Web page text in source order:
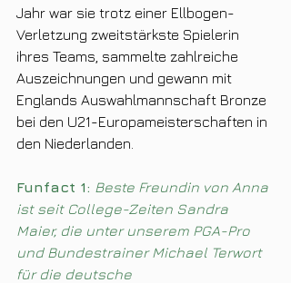
Jahr war sie trotz einer Ellbogen-
Verletzung zweitstärkste Spielerin
ihres Teams, sammelte zahlreiche
Auszeichnungen und gewann mit
Englands Auswahlmannschaft Bronze
bei den U21-Europameisterschaften in
den Niederlanden.
Funfact 1: Beste Freundin von Anna
ist seit College-Zeiten Sandra
Maier, die unter unserem PGA-Pro
und Bundestrainer Michael Terwort
für die deutsche